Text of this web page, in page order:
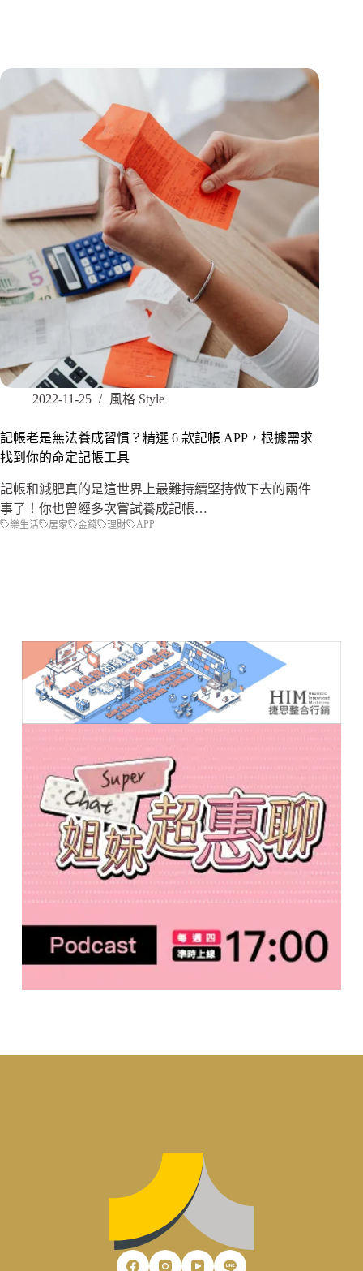
2022-11-25 風格 Style
記帳老是無法養成習慣？精選 6 款記帳 APP，根據需求
找到你的命定記帳工具
記帳和減肥真的是這世界上最難持續堅持做下去的兩件
事了！你也曾經多次嘗試養成記帳…
樂生活 居家 金錢 理財 APP